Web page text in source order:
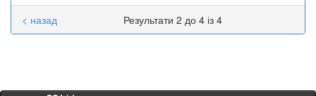
Результати 2 до 4 із 4
< назад